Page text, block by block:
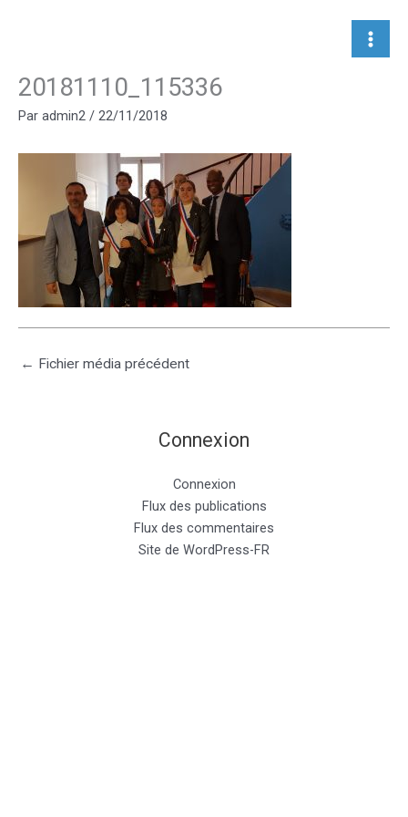
20181110_115336
Par admin2 / 22/11/2018
← Fichier média précédent
Connexion
Connexion
Flux des publications
Flux des commentaires
Site de WordPress-FR